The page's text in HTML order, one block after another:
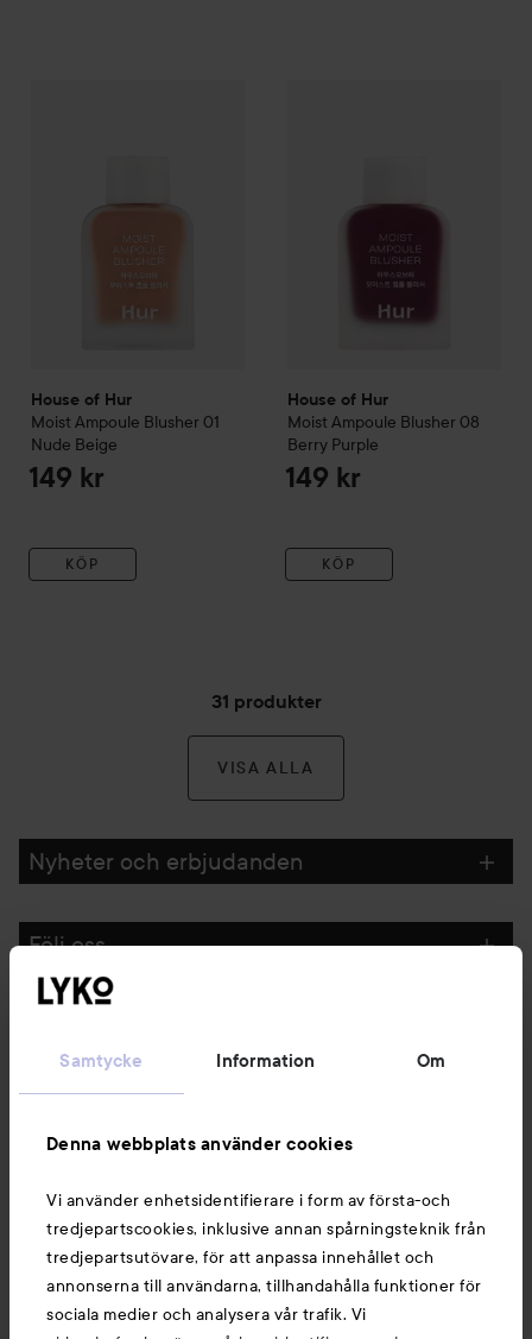
Samtycke Information Om
Denna webbplats använder cookies
Vi använder enhetsidentifierare i form av första-och
tredjepartscookies, inklusive annan spårningsteknik från
tredjepartsutövare, för att anpassa innehållet och
annonserna till användarna, tillhandahålla funktioner för
sociala medier och analysera vår trafik. Vi
House of Hur
Moist Ampoule Blusher 01
Nude Beige
149 kr
KÖP
House of Hur
Moist Ampoule Blusher 08
Berry Purple
149 kr
KÖP
31 produkter
VISA ALLA
Nyheter och erbjudanden
Följ oss
Du kanske också gillar